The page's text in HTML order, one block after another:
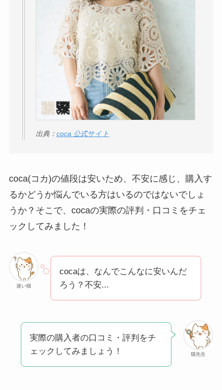
介！
想夫恋はなぜ高い？
人気の理由と安く買
える方法も解説！
アレクサンドルドゥ
パリはなぜ高い？な
ぜ人気？安く買える
人気？安く買える方
法も解説！
たまごっちみーつは
も解説！
The Rowはなぜ高
出典： coca 公式サイト
coca(コカ)の値段は安いため、不安に感じ、購入す
るかどうか悩んでいる方はいるのではないでしょ
うか？そこで、cocaの実際の評判・口コミをチェ
ックしてみました！
迷い猫
cocaは、なんでこんなに安いんだ
ろう？不安...
猫先生
実際の購入者の口コミ・評判をチ
ェックしてみましょう！